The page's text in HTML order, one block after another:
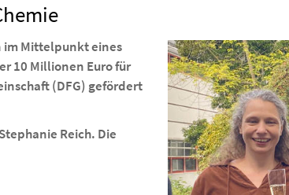
im Mittelpunkt eines
10 Millionen Euro für
(DFG) gefördert
Reich. Die